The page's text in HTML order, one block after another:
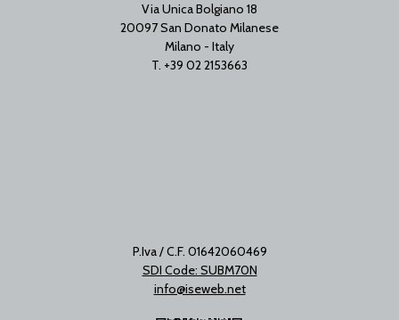
Via Unica Bolgiano 18
20097 San Donato Milanese
Milano - Italy
T. +39 02 2153663
P.Iva / C.F. 01642060469
SDI Code: SUBM70N
info@iseweb.net